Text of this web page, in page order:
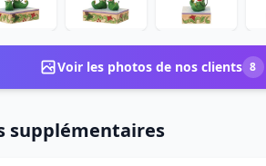
Voir les photos de nos clients 8
supplémentaires